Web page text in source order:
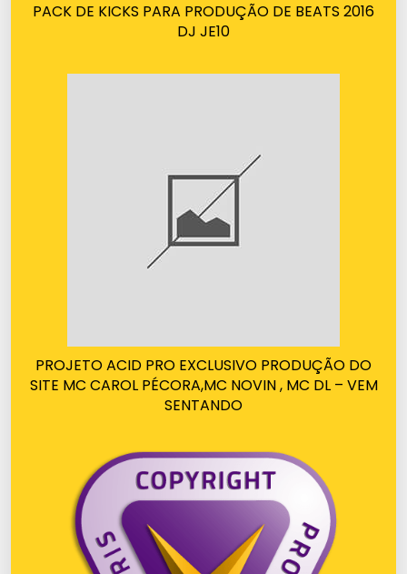
PACK DE KICKS PARA PRODUÇÃO DE BEATS 2016
DJ JE10
PROJETO ACID PRO EXCLUSIVO PRODUÇÃO DO
SITE MC CAROL PÉCORA,MC NOVIN , MC DL – VEM
SENTANDO